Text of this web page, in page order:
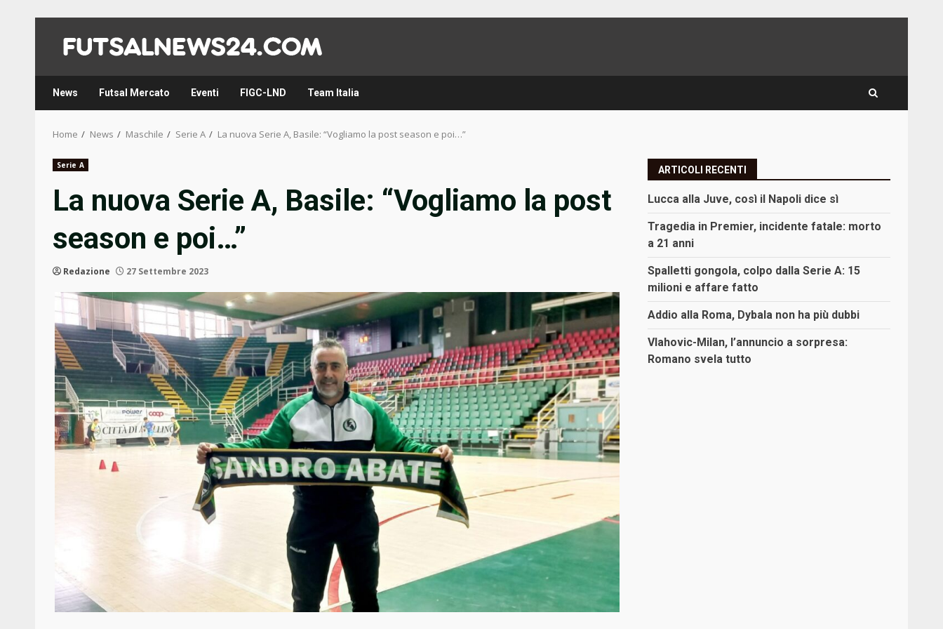
content
News Futsal Mercato Eventi FIGC-LND Team Italia
Home News Maschile Serie A La nuova Serie A, Basile: “Vogliamo la post season e poi…”
Serie A
La nuova Serie A, Basile: “Vogliamo la post
season e poi…”
Redazione 27 Settembre 2023
ARTICOLI RECENTI
Lucca alla Juve, così il Napoli dice sì
Tragedia in Premier, incidente fatale: morto
a 21 anni
Spalletti gongola, colpo dalla Serie A: 15
milioni e affare fatto
Addio alla Roma, Dybala non ha più dubbi
Vlahovic-Milan, l’annuncio a sorpresa:
Romano svela tutto